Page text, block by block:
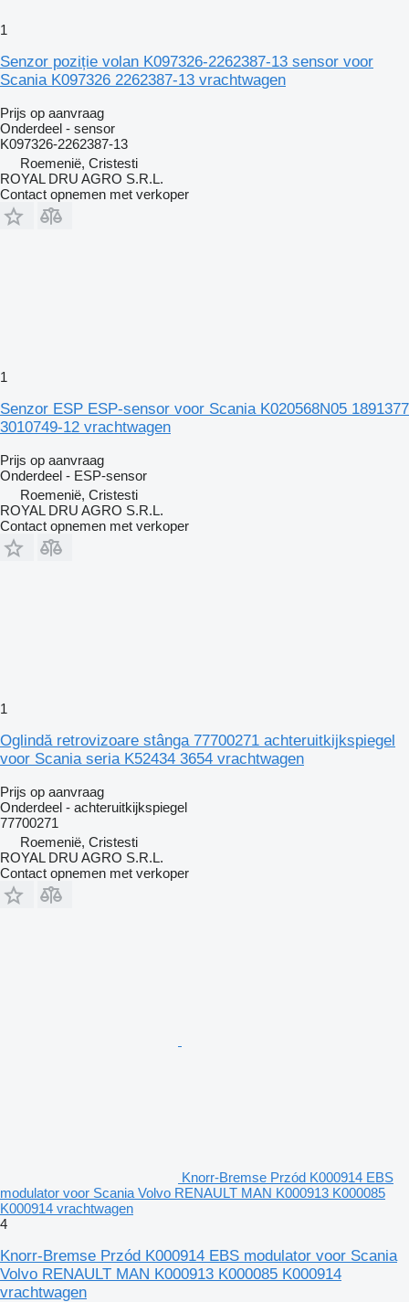
1
Senzor poziție volan K097326-2262387-13 sensor voor
Scania K097326 2262387-13 vrachtwagen
Prijs op aanvraag
Onderdeel - sensor
K097326-2262387-13
Roemenië, Cristesti
ROYAL DRU AGRO S.R.L.
Contact opnemen met verkoper
1
Senzor ESP ESP-sensor voor Scania K020568N05 1891377
3010749-12 vrachtwagen
Prijs op aanvraag
Onderdeel - ESP-sensor
Roemenië, Cristesti
ROYAL DRU AGRO S.R.L.
Contact opnemen met verkoper
1
Oglindă retrovizoare stânga 77700271 achteruitkijkspiegel
voor Scania seria K52434 3654 vrachtwagen
Prijs op aanvraag
Onderdeel - achteruitkijkspiegel
77700271
Roemenië, Cristesti
ROYAL DRU AGRO S.R.L.
Contact opnemen met verkoper
Knorr-Bremse Przód K000914 EBS
modulator voor Scania Volvo RENAULT MAN K000913 K000085
K000914 vrachtwagen
4
Knorr-Bremse Przód K000914 EBS modulator voor Scania
Volvo RENAULT MAN K000913 K000085 K000914
vrachtwagen